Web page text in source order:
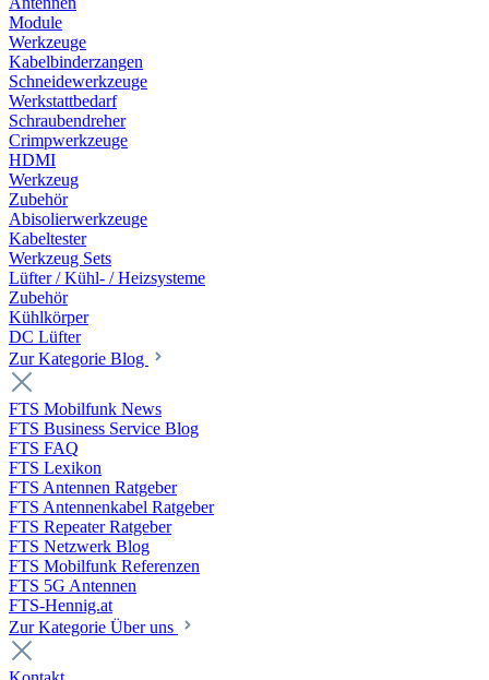
Module
Werkzeuge
Kabelbinderzangen
Schneidewerkzeuge
Werkstattbedarf
Schraubendreher
Crimpwerkzeuge
HDMI
Werkzeug
Zubehör
Abisolierwerkzeuge
Kabeltester
Werkzeug Sets
Lüfter / Kühl- / Heizsysteme
Zubehör
Kühlkörper
DC Lüfter
Zur Kategorie Blog
FTS Mobilfunk News
FTS Business Service Blog
FTS FAQ
FTS Lexikon
FTS Antennen Ratgeber
FTS Antennenkabel Ratgeber
FTS Repeater Ratgeber
FTS Netzwerk Blog
FTS Mobilfunk Referenzen
FTS 5G Antennen
FTS-Hennig.at
Zur Kategorie Über uns